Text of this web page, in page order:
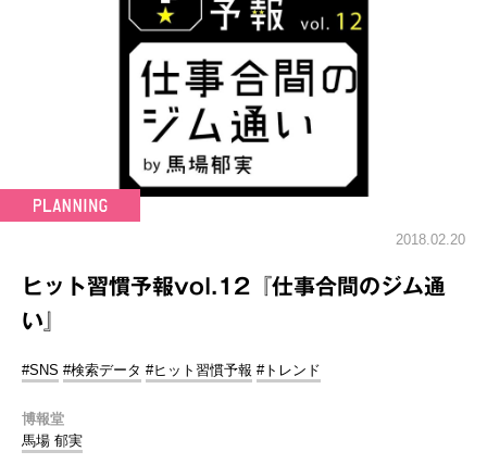
2018.02.20
ヒット習慣予報vol.12『仕事合間のジム通
い』
#SNS #検索データ #ヒット習慣予報 #トレンド
博報堂
馬場 郁実